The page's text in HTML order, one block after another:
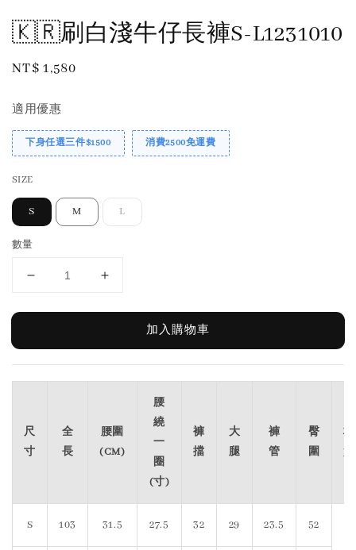
🇰🇷刷白淺牛仔長褲S-L1231010
Regular
NT$ 1,580
適用優惠
下身任選三件$1500 消費2500免運費
SIZE
S M L
數量
加入購物車
尺
寸
全
長
腰圍
(CM)
腰
繞
一
圈
(寸)
褲
擋
大
腿
褲
管
臀
圍
材
質
S 103 31.5 27.5 32 29 23.5 52